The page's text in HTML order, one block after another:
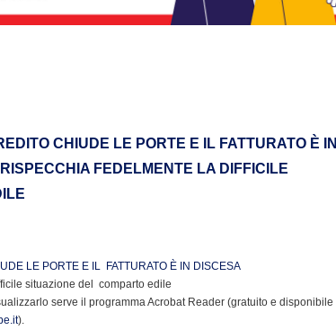
CHIUDE LE PORTE E IL FATTURATO È IN
FEDELMENTE LA DIFFICILE
LE PORTE E IL FATTURATO È IN DISCESA
situazione del comparto edile
serve il programma Acrobat Reader (gratuito e disponibile
).